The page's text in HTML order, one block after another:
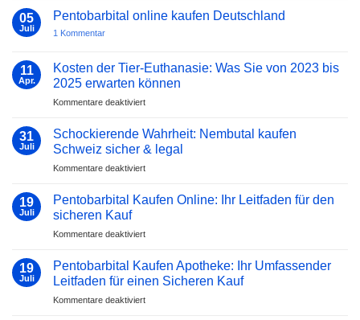
ohne
Rezept
kaufen
Deutschland
05
Juli
Pentobarbital online kaufen Deutschland
1 Kommentarzu
kaufen
Deutschland
11
Apr.
Kosten der Tier-Euthanasie: Was Sie von 2023 bis
2025 erwarten können
Kommentare deaktiviertfür
der
Tier-
Euthanasie:
Was
von
2025
können
31
Juli
Schockierende Wahrheit: Nembutal kaufen
Schweiz sicher & legal
Kommentare deaktiviertfür
Wahrheit:
Schweiz
&
legal
19
Juli
Pentobarbital Kaufen Online: Ihr Leitfaden für den
sicheren Kauf
Kommentare deaktiviertfür
Kaufen
Online:
Ihr
Leitfaden
19
Juli
Pentobarbital Kaufen Apotheke: Ihr Umfassender
Leitfaden für einen Sicheren Kauf
Kommentare deaktiviertfür